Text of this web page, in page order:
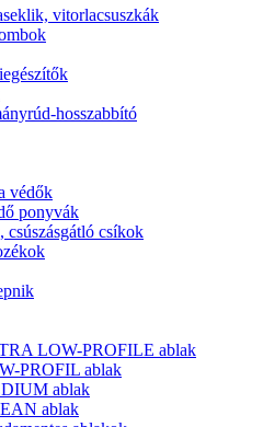
vitorlacsuszkák
hosszabbító
védők
ponyvák
csúszásgátló csíkok
LOW-PROFILE ablak
PROFIL ablak
ablak
ablak